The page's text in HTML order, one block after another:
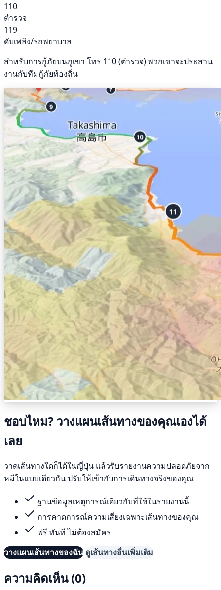
110
ตำรวจ
119
ดับเพลิง/รถพยาบาล
สำหรับการกู้ภัยบนภูเขา โทร 110 (ตำรวจ) พวกเขาจะประสาน
งานกับทีมกู้ภัยท้องถิ่น
ชอบไหม? วางแผนเส้นทางของคุณเองได้
เลย
วาดเส้นทางใดก็ได้ในญี่ปุ่น แล้วรับรายงานความปลอดภัยจาก
หมีในแบบเดียวกัน ปรับให้เข้ากับการเดินทางจริงของคุณ
ฐานข้อมูลเหตุการณ์เดียวกับที่ใช้ในรายงานนี้
การคาดการณ์ความเสี่ยงเฉพาะเส้นทางของคุณ
ฟรี ทันที ไม่ต้องสมัคร
วางแผนเส้นทางของฉัน ดูเส้นทางอื่นเพิ่มเติม
ความคิดเห็น (0)